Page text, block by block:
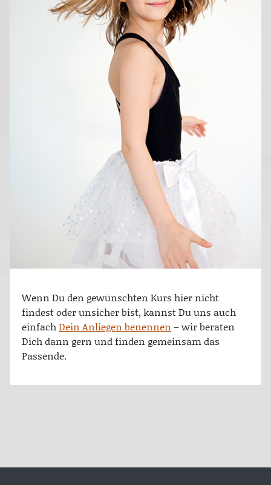
Wenn Du den gewünschten Kurs hier nicht
findest oder unsicher bist, kannst Du uns auch
einfachDein Anliegen benennen – wir beraten
Dich dann gern und finden gemeinsam das
Passende.